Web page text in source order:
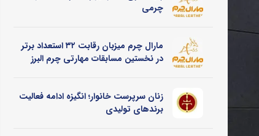
چرمی
مارال چرم میزبان رقابت ۳۲ استعداد برتر
در نخستین مسابقات مهارتی چرم البرز
زنان سرپرست خانوار؛ انگیزه ادامه فعالیت
برندهای تولیدی